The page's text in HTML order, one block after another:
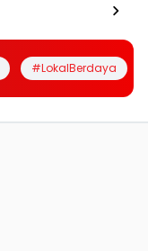
#LokalBerdaya